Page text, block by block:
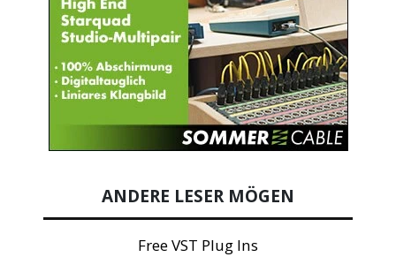
ANDERE LESER MÖGEN
Free VST Plug Ins